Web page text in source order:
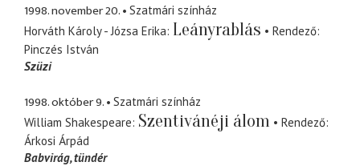
1998. november 20.
Szatmári színház
Horváth Károly - Józsa Erika Leányrablás
Rendező
Pinczés István
Szüzi
1998. október 9.
Szatmári színház
William Shakespeare Szentivánéji álom
Rendező
Árkosi Árpád
Babvirág tündér